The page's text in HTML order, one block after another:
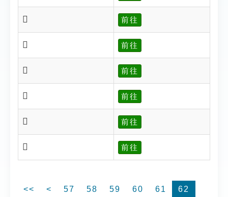
𨇆 前往
𨇆 前往
𨇇 前往
𨇇 前往
𨇈 前往
𨇈 前往
<< < 57 58 59 60 61
62